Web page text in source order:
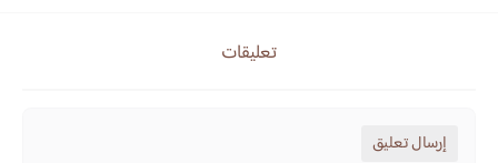
تعليقات
إرسال تعليق